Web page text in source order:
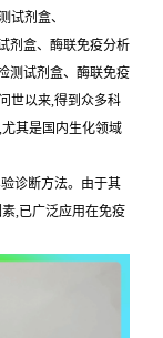
试剂盒、
剂盒、酶联免疫分析
测试剂盒、酶联免疫
世以来,得到众多科
其是国内生化领域
诊断方法。由于其
,已广泛应用在免疫